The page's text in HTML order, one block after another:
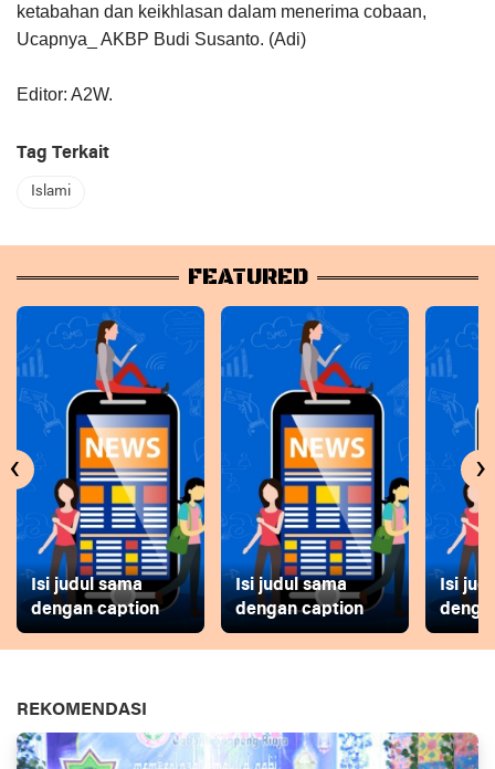
ketabahan dan keikhlasan dalam menerima cobaan,
Ucapnya_ AKBP Budi Susanto. (Adi)
Editor: A2W.
Tag Terkait
Islami
FEATURED
Isi judul sama
dengan caption
Isi judul sama
dengan caption
Isi
‹ ›
REKOMENDASI